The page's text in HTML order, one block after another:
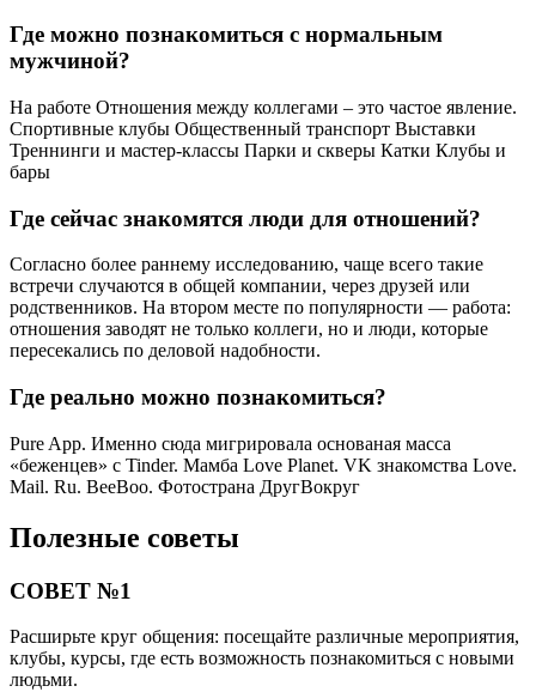
Где можно познакомиться с нормальным
мужчиной?
На работе Отношения между коллегами – это частое явление.
Спортивные клубы Общественный транспорт Выставки
Треннинги и мастер-классы Парки и скверы Катки Клубы и
бары
Где сейчас знакомятся люди для отношений?
Согласно более раннему исследованию, чаще всего такие
встречи случаются в общей компании, через друзей или
родственников. На втором месте по популярности — работа:
отношения заводят не только коллеги, но и люди, которые
пересекались по деловой надобности.
Где реально можно познакомиться?
Pure App. Именно сюда мигрировала основаная масса
«беженцев» с Tinder. Мамба Love Planet. VK знакомства Love.
Mail. Ru. BeeBoo. Фотострана ДругВокруг
Полезные советы
СОВЕТ №1
Расширьте круг общения: посещайте различные мероприятия,
клубы, курсы, где есть возможность познакомиться с новыми
людьми.